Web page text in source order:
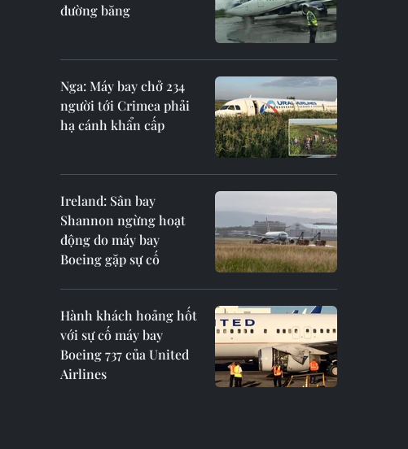
đường băng
Nga: Máy bay chở 234
người tới Crimea phải
hạ cánh khẩn cấp
Ireland: Sân bay
Shannon ngừng hoạt
động do máy bay
Boeing gặp sự cố
Hành khách hoảng hốt
với sự cố máy bay
Boeing 737 của United
Airlines